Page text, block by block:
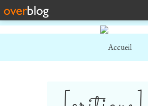
Accueil